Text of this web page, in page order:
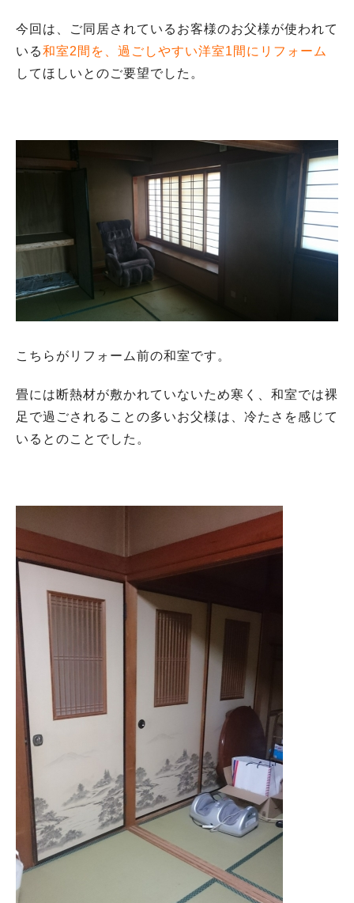
今回は、ご同居されているお客様のお父様が使われて
いる和室2間を、過ごしやすい洋室1間にリフォーム
してほしいとのご要望でした。
こちらがリフォーム前の和室です。
畳には断熱材が敷かれていないため寒く、和室では裸
足で過ごされることの多いお父様は、冷たさを感じて
いるとのことでした。